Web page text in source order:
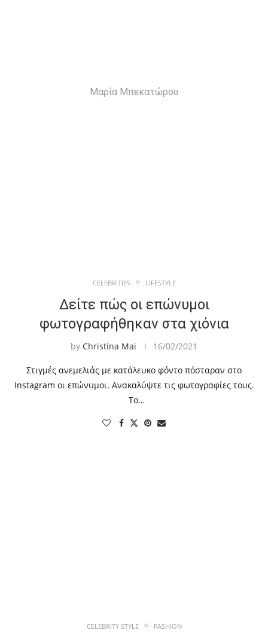
Μαρία Μπεκατώρου
CELEBRITIES LIFESTYLE
Δείτε πώς οι επώνυμοι
φωτογραφήθηκαν στα χιόνια
by Christina Mai 16/02/2021
Στιγμές ανεμελιάς με κατάλευκο φόντο πόσταραν στο
Instagram οι επώνυμοι. Ανακαλύψτε τις φωτογραφίες τους.
Το…
CELEBRITY STYLE FASHION